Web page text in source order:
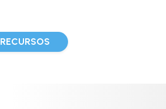
RECURSOS